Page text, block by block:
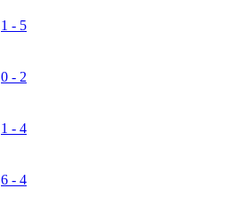
1 - 5
0 - 2
1 - 4
6 - 4